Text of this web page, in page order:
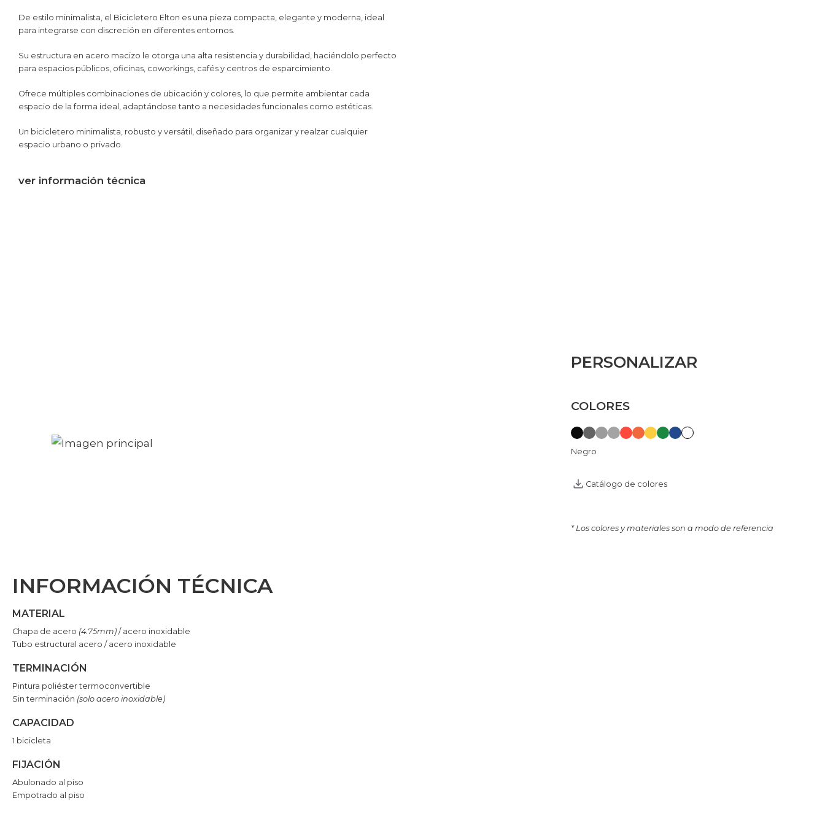
De estilo minimalista, el Bicicletero Elton es una pieza compacta, elegante y moderna, ideal
para integrarse con discreción en diferentes entornos.
Su estructura en acero macizo le otorga una alta resistencia y durabilidad, haciéndolo perfecto
para espacios públicos, oficinas, coworkings, cafés y centros de esparcimiento.
Ofrece múltiples combinaciones de ubicación y colores, lo que permite ambientar cada
espacio de la forma ideal, adaptándose tanto a necesidades funcionales como estéticas.
Un bicicletero minimalista, robusto y versátil, diseñado para organizar y realzar cualquier
espacio urbano o privado.
ver información técnica
PERSONALIZAR
COLORES
Negro
Catálogo de colores
* Los colores y materiales son a modo de referencia
INFORMACIÓN TÉCNICA
MATERIAL
Chapa de acero (4.75mm) / acero inoxidable
Tubo estructural acero / acero inoxidable
TERMINACIÓN
Pintura poliéster termoconvertible
Sin terminación (solo acero inoxidable)
CAPACIDAD
1 bicicleta
FIJACIÓN
Abulonado al piso
Empotrado al piso